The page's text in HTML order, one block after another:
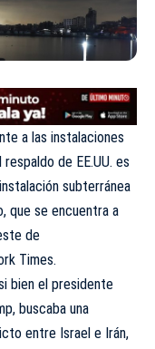
a las instalaciones
de EE.UU. es
subterránea
que se encuentra a
de
Times.
bien el presidente
buscaba una
entre Israel e Irán,